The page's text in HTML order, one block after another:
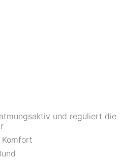
und reguliert die